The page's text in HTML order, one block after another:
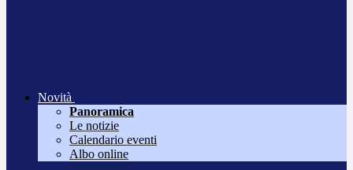
Novità
Panoramica
Le notizie
Calendario eventi
Albo online